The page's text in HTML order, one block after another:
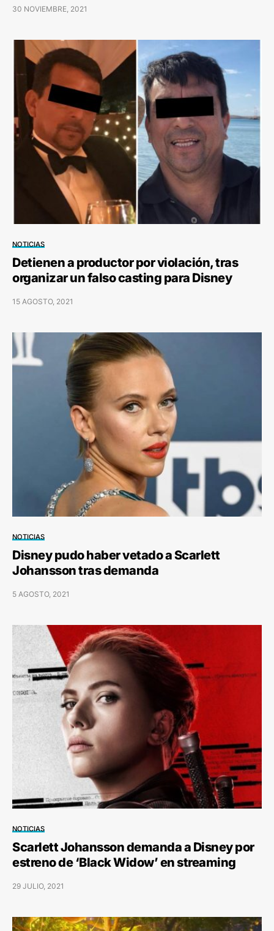
30 NOVIEMBRE, 2021
NOTICIAS
Detienen a productor por violación, tras
organizar un falso casting para Disney
15 AGOSTO, 2021
NOTICIAS
Disney pudo haber vetado a Scarlett
Johansson tras demanda
5 AGOSTO, 2021
NOTICIAS
Scarlett Johansson demanda a Disney por
estreno de ‘Black Widow’ en streaming
29 JULIO, 2021